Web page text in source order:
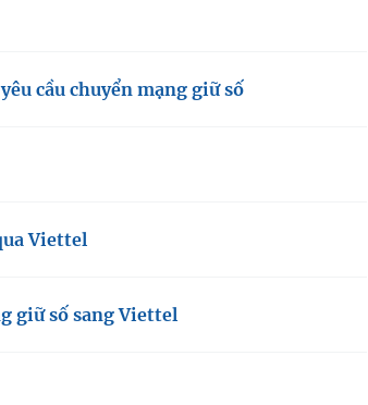
cầu chuyển mạng giữ số
Viettel
giữ số sang Viettel